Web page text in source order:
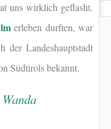
uns wirklich geflasht.
erleben durften, war
der Landeshauptstadt
Südtirols bekannt.